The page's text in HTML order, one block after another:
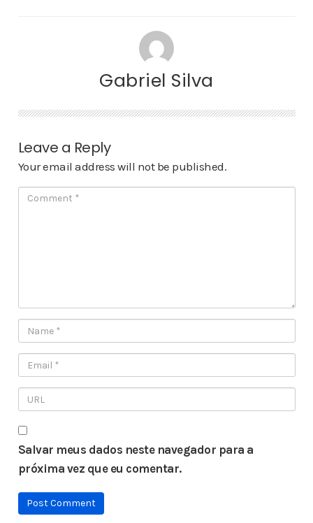
Gabriel Silva
Leave a Reply
Your email address will not be published.
Salvar meus dados neste navegador para a
próxima vez que eu comentar.